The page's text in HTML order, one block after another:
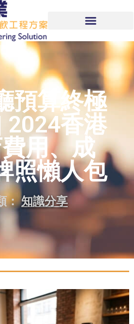
預算終極
| 2024香港
用、成
照懶人包
： 知識分享